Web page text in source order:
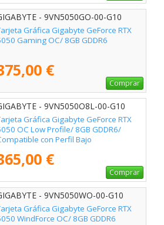
- 9VN5050GO-00-G10
Gráfica Gigabyte GeForce RTX
Gaming OC/ 8GB GDDR6
€
Comprar
- 9VN5050O8L-00-G10
Gráfica Gigabyte GeForce RTX
OC Low Profile/ 8GB GDDR6/
con Perfil Bajo
€
Comprar
- 9VN5050WO-00-G10
Gráfica Gigabyte GeForce RTX
WindForce OC/ 8GB GDDR6